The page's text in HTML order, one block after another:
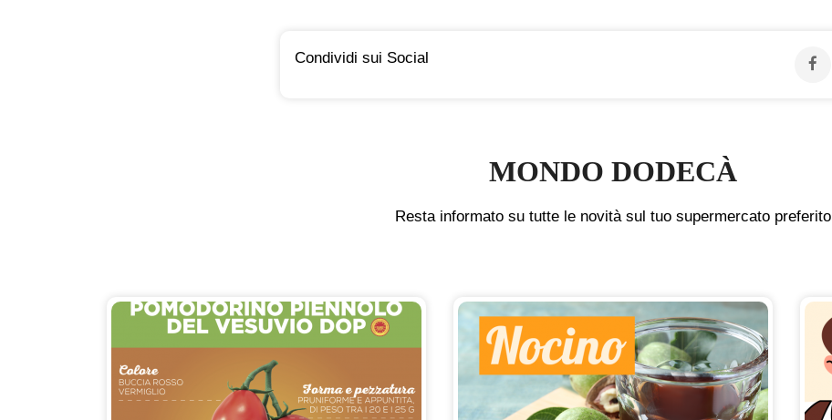
Condividi sui Social
MONDO DODECÀ
Resta informato su tutte le novità sul tuo supermercato preferito